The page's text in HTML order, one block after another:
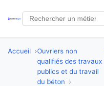
Accueil
Ouvriers non
qualifiés des travaux
publics et du travail
du béton